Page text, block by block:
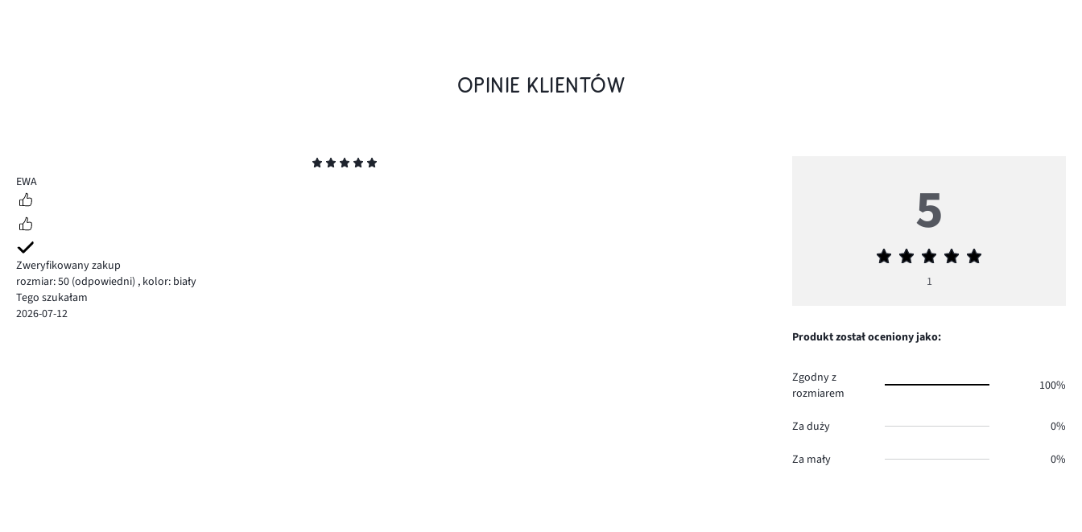
OPINIE KLIENTÓW
5
EWA
Zweryfikowany zakup
rozmiar: 50 (odpowiedni) , kolor: biały
Tego szukałam
2026-07-12
5
Średnia
5
1
Produkt został oceniony jako:
Zgodny z
rozmiarem
100%
Za duży 0%
Za mały 0%